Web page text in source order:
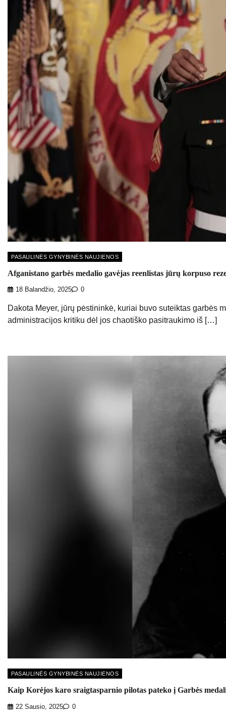
PASAULINĖS GYNYBINĖS NAUJIENOS
Afganistano garbės medalio gavėjas reenlistas jūrų korpuso
18 Balandžio, 2025 0
Dakota Meyer, jūrų pėstininkė, kuriai buvo suteiktas garbės
administracijos kritiku dėl jos chaotiško pasitraukimo iš […]
PASAULINĖS GYNYBINĖS NAUJIENOS
Kaip Korėjos karo sraigtasparnio pilotas pateko į Garbės
22 Sausio, 2025 0